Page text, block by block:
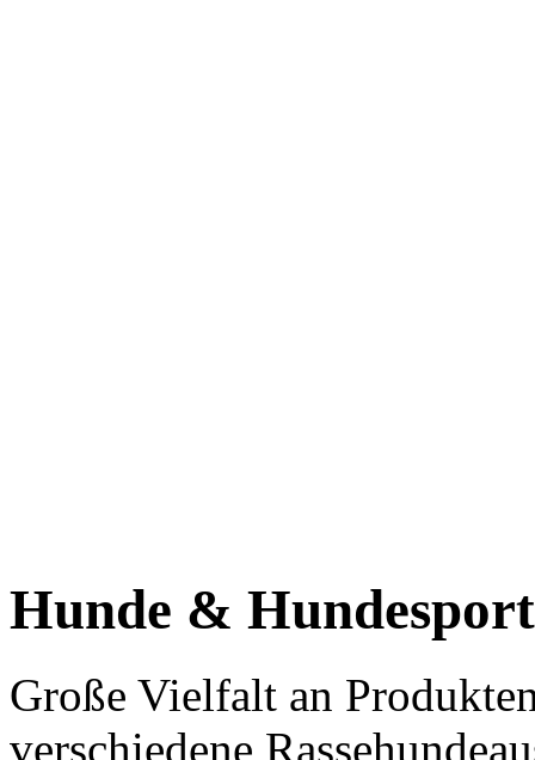
Hunde & Hundesport
Große Vielfalt an
verschiedene